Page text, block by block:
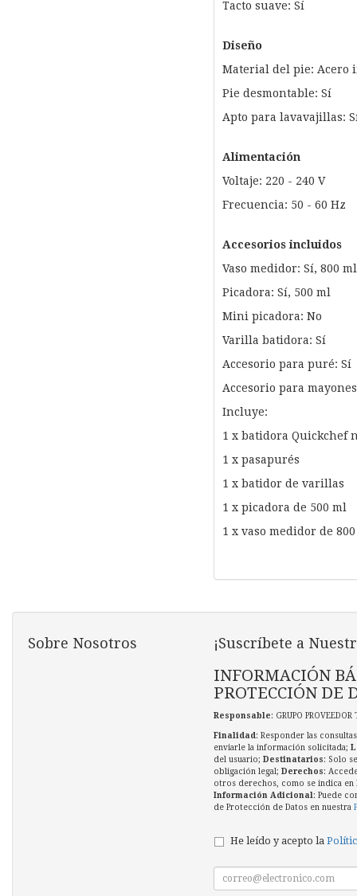
Tacto suave: Sí
Diseño
Material del pie: Acero
Pie desmontable: Sí
Apto para lavavajillas:
Alimentación
Voltaje: 220 - 240 V
Frecuencia: 50 - 60 Hz
Accesorios incluidos
Vaso medidor: Sí, 800 ml
Picadora: Sí, 500 ml
Mini picadora: No
Varilla batidora: Sí
Accesorio para puré: Sí
Accesorio para
Incluye:
1 x batidora Quickchef
1 x pasapurés
1 x batidor de varillas
1 x picadora de 500 ml
1 x vaso medidor de
Sobre Nosotros ¡Suscríbete a
INFORMACIÓN
PROTECCIÓN DE
Responsable: GRUPO
Finalidad : Responder las
enviarle la información solicitada;
del usuario; Destinatarios: Solo
obligación legal; Derechos:
otros derechos, como se indica en
Información Adicional : Puede
de Protección de Datos en nuestra
He leído y acepto la